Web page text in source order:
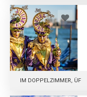
IM DOPPELZIMMER, ÜF